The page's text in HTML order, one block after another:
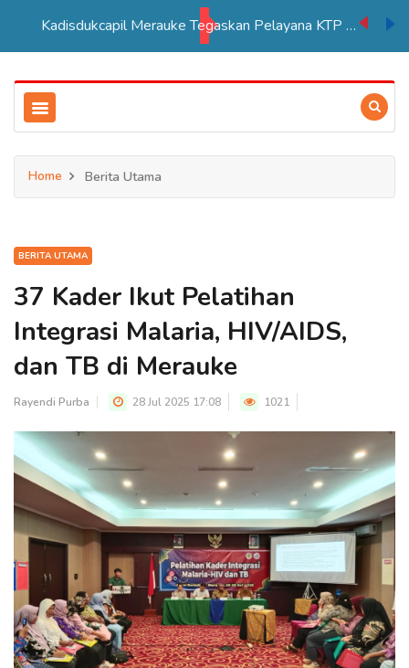
Kadisdukcapil Merauke Tegaskan Pelayana KTP Sesuai SOP
Home Berita Utama
BERITA UTAMA
37 Kader Ikut Pelatihan
Integrasi Malaria, HIV/AIDS,
dan TB di Merauke
Rayendi Purba 28 Jul 2025 17:08 1021